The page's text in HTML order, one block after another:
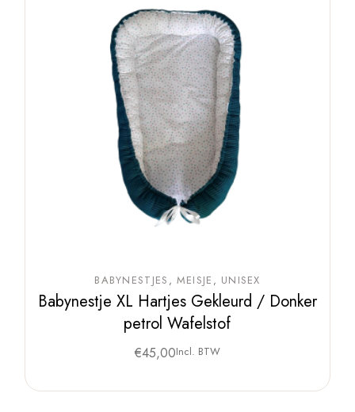
BABYNESTJES MEISJE UNISEX
Babynestje XL Hartjes Gekleurd / Donker
petrol Wafelstof
€45,00Incl. BTW